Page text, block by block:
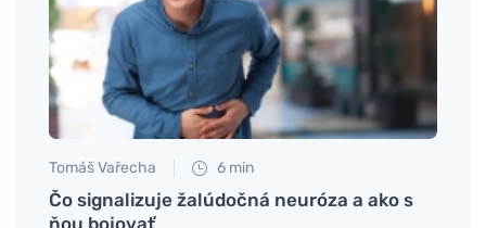
Tomáš Vařecha 6 min
Čo signalizuje žalúdočná neuróza a ako s